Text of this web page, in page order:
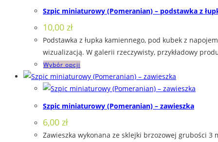
produktu
wariantów.
można
wybrać
stronie
produktu
Szpic miniaturowy (Pomeranian) – podstawka z
10,00 zł
Podstawka z łupka kamiennego, pod kubek z
wizualizacją. W galerii rzeczywisty, przykładowy
Wybór opcji
produkt
ma
wariantów.
można
Szpic miniaturowy (Pomeranian) – zawieszka
6,00 zł
Zawieszka wykonana ze sklejki brzozowej grubości